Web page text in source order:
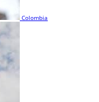
Colombia